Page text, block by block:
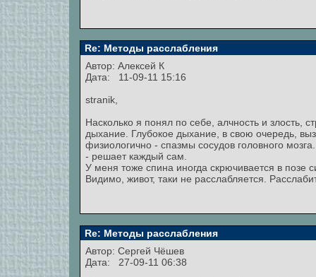
Re: Методы расслабления
Автор: Алексей К
Дата: 11-09-11 15:16
stranik,
Насколько я понял по себе, алчность и злость,
дыхание. Глубокое дыхание, в свою очередь,
физиологично - спазмы сосудов головного
- решает каждый сам.
У меня тоже спина иногда скрючивается в позе
Видимо, живот, таки не расслабляется.
Re: Методы расслабления
Автор: Сергей Чёшев
Дата: 27-09-11 06:38